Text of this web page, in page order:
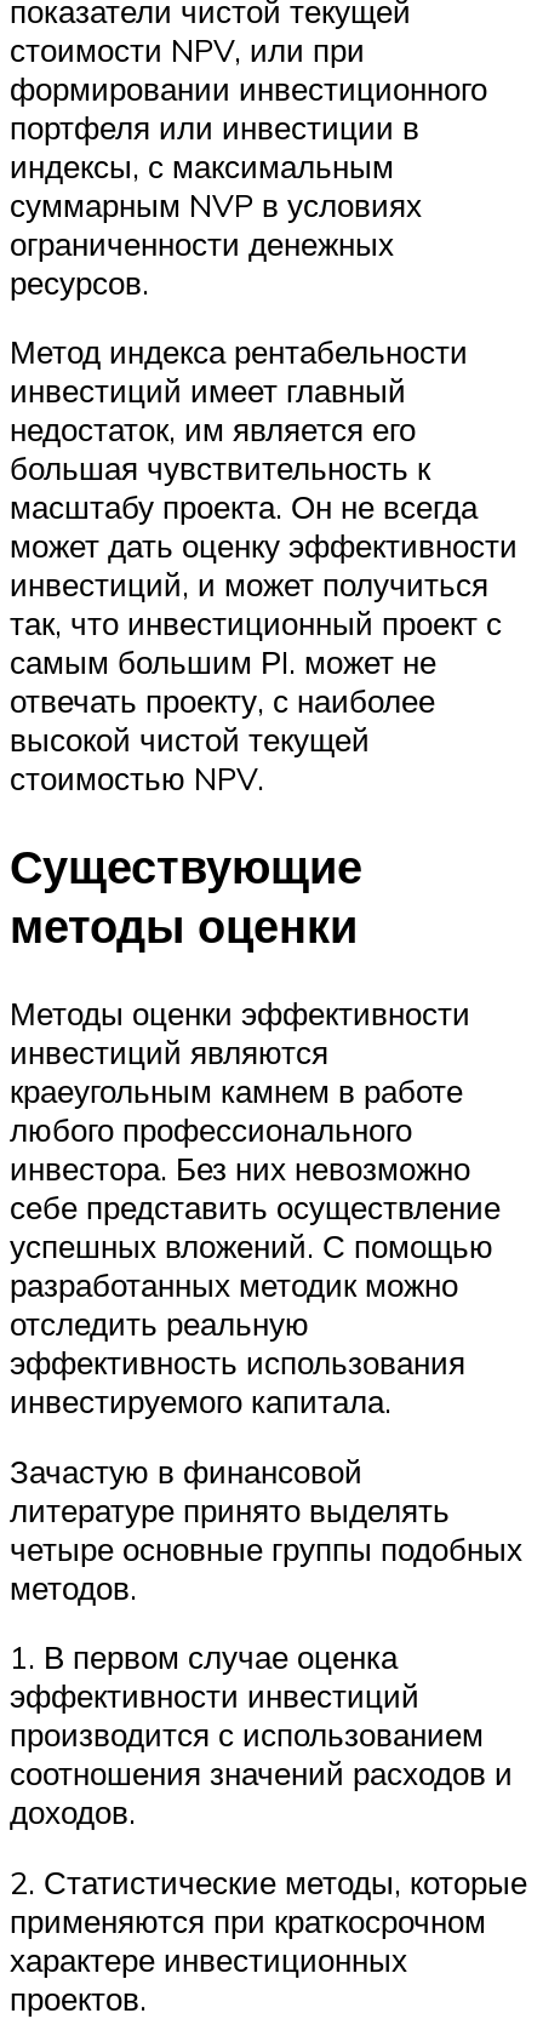
показатели чистой текущей
стоимости NPV, или при
формировании инвестиционного
портфеля или инвестиции в
индексы, с максимальным
суммарным NVP в условиях
ограниченности денежных
ресурсов.
Метод индекса рентабельности
инвестиций имеет главный
недостаток, им является его
большая чувствительность к
масштабу проекта. Он не всегда
может дать оценку эффективности
инвестиций, и может получиться
так, что инвестиционный проект с
самым большим РI. может не
отвечать проекту, с наиболее
высокой чистой текущей
стоимостью NPV.
Существующие
методы оценки
Методы оценки эффективности
инвестиций являются
краеугольным камнем в работе
любого профессионального
инвестора. Без них невозможно
себе представить осуществление
успешных вложений. С помощью
разработанных методик можно
отследить реальную
эффективность использования
инвестируемого капитала.
Зачастую в финансовой
литературе принято выделять
четыре основные группы подобных
методов.
1. В первом случае оценка
эффективности инвестиций
производится с использованием
соотношения значений расходов и
доходов.
2. Статистические методы, которые
применяются при краткосрочном
характере инвестиционных
проектов.